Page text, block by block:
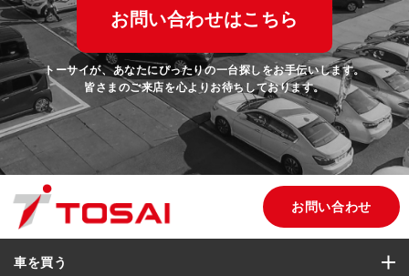
お問い合わせはこちら
トーサイが、あなたにぴったりの一台探しをお手伝いします。
皆さまのご来店を心よりお待ちしております。
お問い合わせ
車を買う